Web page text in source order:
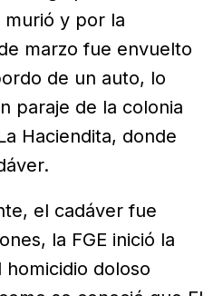
y por la
marzo fue envuelto
de un auto, lo
paraje de la colonia
Haciendita, donde
el cadáver fue
la FGE inició la
doloso